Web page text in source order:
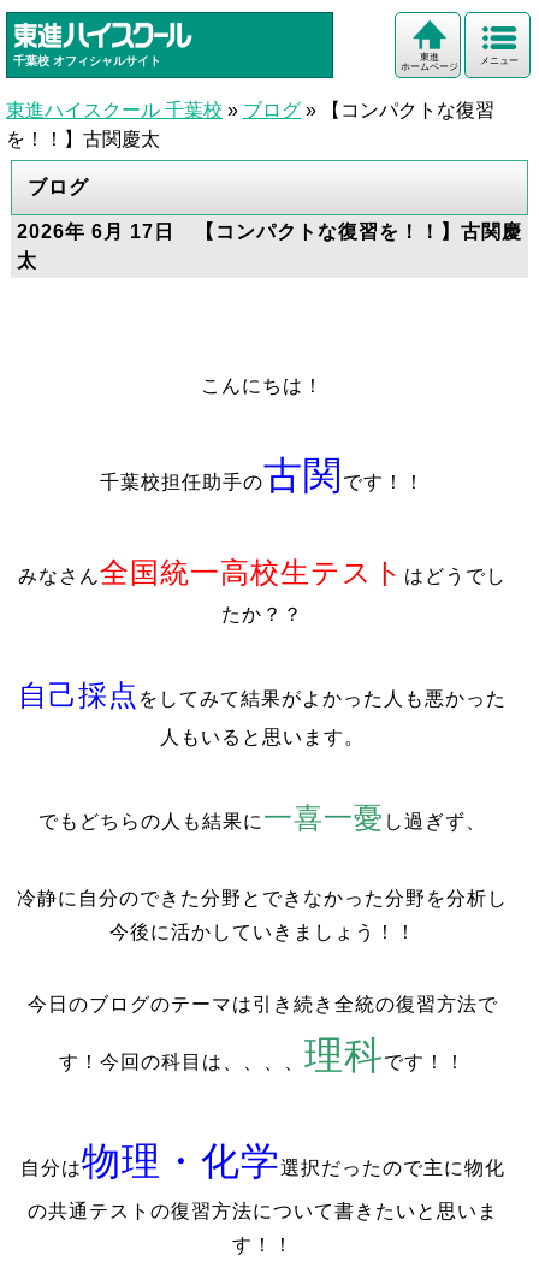
千葉校 オフィシャルサイト メニュー
東進
ホームページ
東進ハイスクール 千葉校 » ブログ »
【コンパクトな復習
を！！】古関慶太
ブログ
2026年 6月 17日 【コンパクトな復習を！！】古関慶
太
こんにちは！
千葉校担任助手の古関 です！！
みなさん全国統一高校生テスト はどうでし
たか？？
自己採点 をしてみて結果がよかった人も悪かった
人もいると思います。
でもどちらの人も結果に 一喜一憂 し過ぎず、
冷静に自分のできた分野とできなかった分野を分析し
今後に活かしていきましょう！！
今日のブログのテーマは引き続き全統の復習方法で
す！今回の科目は、、、、理科です！！
自分は物理・化学選択だったので主に物化
の共通テストの復習方法について書きたいと思いま
す！！